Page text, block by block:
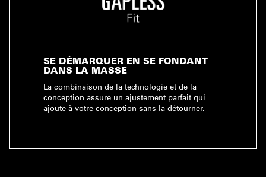
SE DÉMARQUER EN SE FONDANT
DANS LA MASSE
La combinaison de la technologie et de la
conception assure un ajustement parfait qui
ajoute à votre conception sans la détourner.